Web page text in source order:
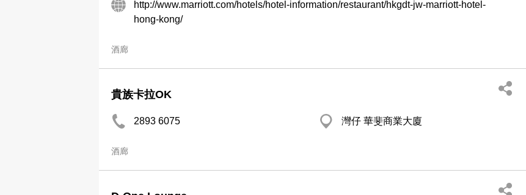
http://www.marriott.com/hotels/hotel-information/restaurant/hkgdt-jw-marriott-hotel-
hong-kong/
酒廊
貴族卡拉OK
2893 6075 灣仔 華斐商業大廈
酒廊